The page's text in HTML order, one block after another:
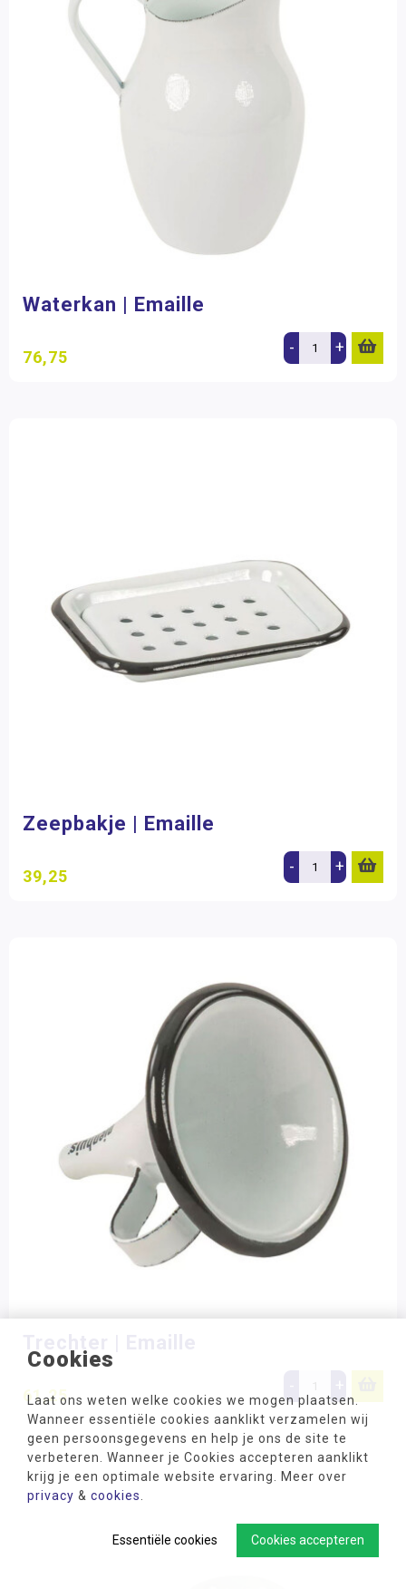
Cookies
Laat ons weten welke cookies we mogen plaatsen.
Wanneer essentiële cookies aanklikt verzamelen wij
geen persoonsgegevens en help je ons de site te
verbeteren. Wanneer je Cookies accepteren aanklikt
krijg je een optimale website ervaring. Meer over
privacy & cookies
Cookies accepteren
Essentiële cookies
Waterkan | Emaille
76,75 - +
Zeepbakje | Emaille
39,25 - +
61,25